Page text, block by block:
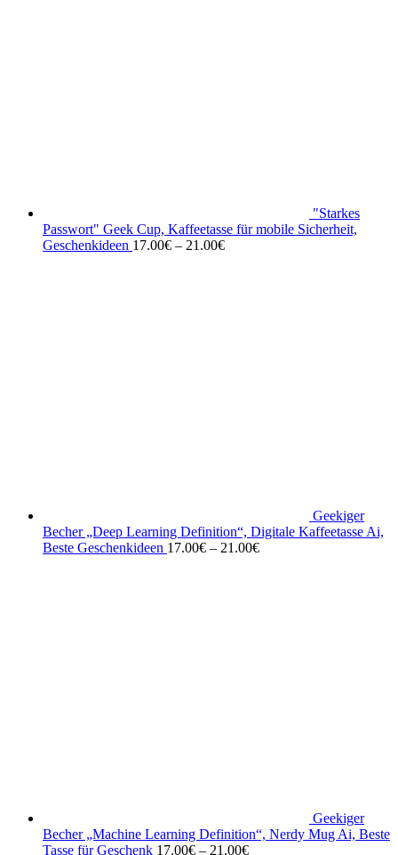
"Starkes
Passwort" Geek Cup, Kaffeetasse für mobile Sicherheit,
Geschenkideen 17.00€ – 21.00€
Geekiger
Becher „Deep Learning Definition“, Digitale Kaffeetasse Ai,
Beste Geschenkideen 17.00€ – 21.00€
Geekiger
Becher „Machine Learning Definition“, Nerdy Mug Ai, Beste
Tasse für Geschenk 17.00€ – 21.00€